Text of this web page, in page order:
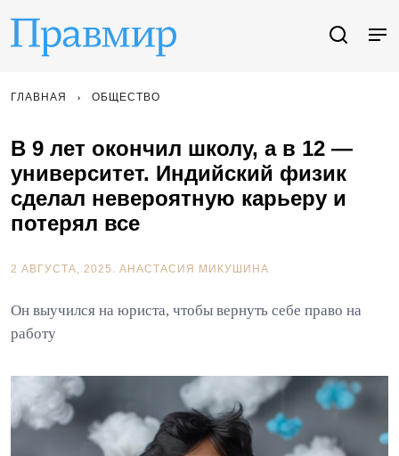
ГЛАВНАЯ ОБЩЕСТВО
В 9 лет окончил школу, а в 12 —
университет. Индийский физик
сделал невероятную карьеру и
потерял все
2 АВГУСТА, 2025. АНАСТАСИЯ МИКУШИНА
Он выучился на юриста, чтобы вернуть себе право на
работу